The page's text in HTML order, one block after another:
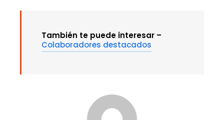
También te puede interesar –
Colaboradores destacados